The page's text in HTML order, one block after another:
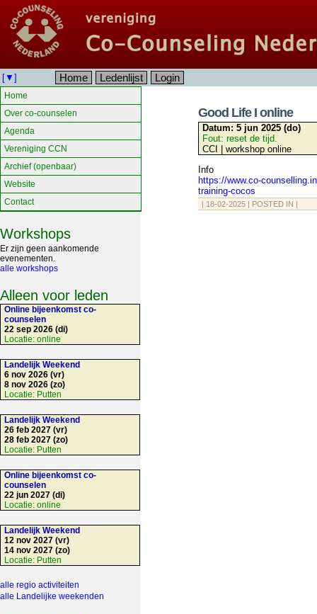
[▼] Home Ledenlijst Login
Good Life I online
Datum: 5 jun 2025 (do)
Fout: reset de tijd.
CCI | workshop online
Info
https://www.co-
training-cocos
| 18-02-2025 | POSTED IN |
Home
Over co-counselen
Agenda
Vereniging CCN
Archief (openbaar)
Website
Contact
Workshops
Er zijn geen aankomende
evenementen.
alle workshops
Alleen voor leden
Online bijeenkomst co-
counselen
22 sep 2026 (di)
Locatie: online
Landelijk Weekend
6 nov 2026 (vr)
8 nov 2026 (zo)
Locatie: Putten
Landelijk Weekend
26 feb 2027 (vr)
28 feb 2027 (zo)
Locatie: Putten
Online bijeenkomst co-
counselen
22 jun 2027 (di)
Locatie: online
Landelijk Weekend
12 nov 2027 (vr)
14 nov 2027 (zo)
Locatie: Putten
alle regio activiteiten
alle Landelijke weekenden